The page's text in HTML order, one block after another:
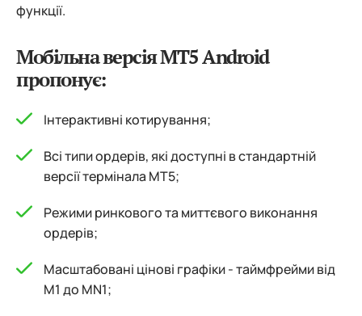
функції.
Мобільна версія MT5 Android
пропонує:
Інтерактивні котирування;
Всі типи ордерів, які доступні в стандартній
версії термінала MT5;
Режими ринкового та миттєвого виконання
ордерів;
Масштабовані цінові графіки - таймфрейми від
M1 до MN1;